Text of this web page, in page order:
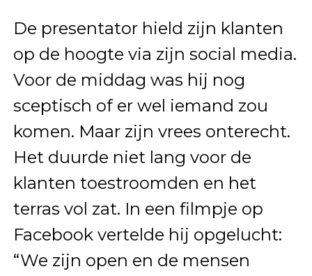
De presentator hield zijn klanten
op de hoogte via zijn social media.
Voor de middag was hij nog
sceptisch of er wel iemand zou
komen. Maar zijn vrees onterecht.
Het duurde niet lang voor de
klanten toestroomden en het
terras vol zat. In een filmpje op
Facebook vertelde hij opgelucht:
“We zijn open en de mensen